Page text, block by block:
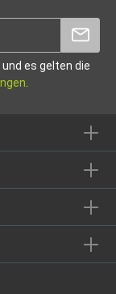
es gelten die